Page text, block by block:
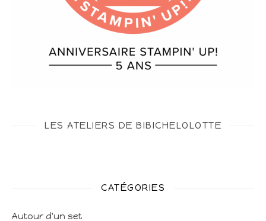
LES ATELIERS DE BIBICHELOLOTTE
CATÉGORIES
Autour d'un set